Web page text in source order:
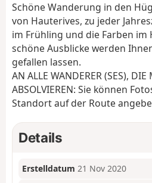
Schöne Wanderung in den
von Hauterives, zu jeder
im Frühling und die Farben im
schöne Ausblicke werden
gefallen lassen.
AN ALLE WANDERER (SES),
ABSOLVIEREN: Sie können
Standort auf der Route
Details
Erstelldatum 21 Nov 2020